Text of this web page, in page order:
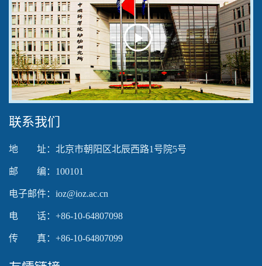
Play
Video
联系我们
地 址：北京市朝阳区北辰西路1号院5号
邮 编：100101
电子邮件：ioz@ioz.ac.cn
电 话：+86-10-64807098
传 真：+86-10-64807099